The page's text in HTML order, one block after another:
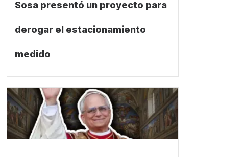
Sosa presentó un proyecto para
derogar el estacionamiento
medido